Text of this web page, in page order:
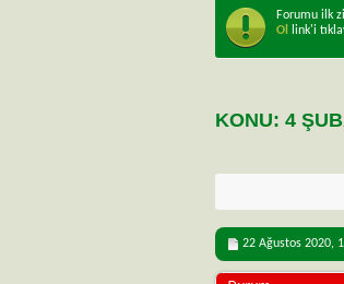
Forumu ilk
Ol
link'i
KONU: 4
22 Ağustos 2020,